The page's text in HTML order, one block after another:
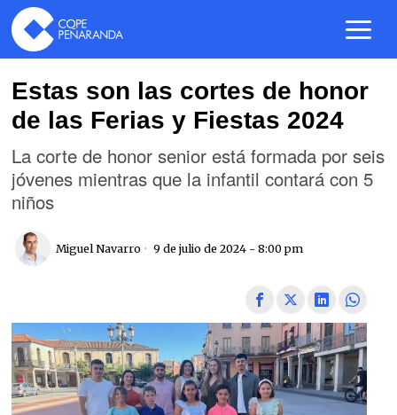
Estas son las cortes de honor
de las Ferias y Fiestas 2024
La corte de honor senior está formada por seis
jóvenes mientras que la infantil contará con 5
niños
Miguel Navarro 9 de julio de 2024 - 8:00 pm